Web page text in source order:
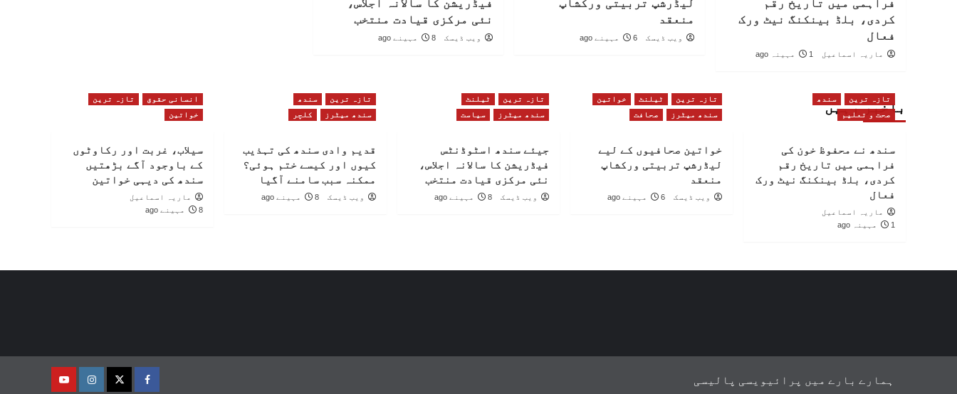
فراہمی میں تاریخ رقم
کردی، بلڈ بینکنگ نیٹ ورک
فعال
ماریہ اسماعیل 1 مہینہ ago
لیڈرشپ تربیتی ورکشاپ
منعقد
ویب ڈیسک 6 مہینے ago
فیڈریشن کا سالانہ اجلاس،
نئی مرکزی قیادت منتخب
ویب ڈیسک 8 مہینے ago
باخبر رہیں
تازہ ترین
سندھ
صحت و تعلیم
سندھ نے محفوظ خون کی
فراہمی میں تاریخ رقم
کردی، بلڈ بینکنگ نیٹ ورک
فعال
ماریہ اسماعیل
1 مہینہ ago
تازہ ترین ٹیلنٹ
خواتین
سندھ میٹرز
صحافت
خواتین صحافیوں کے لیے
لیڈرشپ تربیتی ورکشاپ
منعقد
ویب ڈیسک 6 مہینے ago
تازہ ترین
ٹیلنٹ
سندھ میٹرز
سیاست
جیئے سندھ اسٹوڈنٹس
فیڈریشن کا سالانہ اجلاس،
نئی مرکزی قیادت منتخب
ویب ڈیسک 8 مہینے ago
تازہ ترین
سندھ
سندھ میٹرز
کلچر
قدیم وادی سندھ کی تہذیب
کیوں اور کیسے ختم ہوئی؟
ممکنہ سبب سامنے آگیا
ویب ڈیسک 8 مہینے ago
انسانی حقوق
تازہ ترین
خواتین
سیلاب، غربت اور رکاوٹوں
کے باوجود آگے بڑھتیں
سندھ کی دیہی خواتین
ماریہ اسماعیل
8 مہینے ago
ہمارے بارے میں پرائیویسی پالیسی فیس ٹوئٹرانسٹاگرام
یوٹیوب